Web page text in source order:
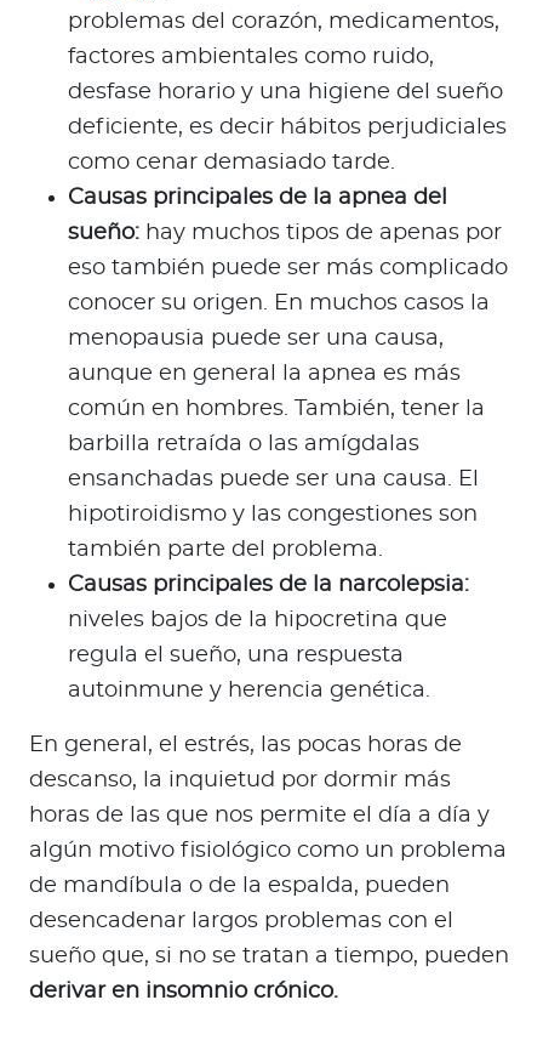
problemas del corazón, medicamentos,
factores ambientales como ruido,
desfase horario y una higiene del sueño
deficiente, es decir hábitos perjudiciales
como cenar demasiado tarde.
Causas principales de la apnea del
sueño: hay muchos tipos de apenas por
eso también puede ser más complicado
conocer su origen. En muchos casos la
menopausia puede ser una causa,
aunque en general la apnea es más
común en hombres. También, tener la
barbilla retraída o las amígdalas
ensanchadas puede ser una causa. El
hipotiroidismo y las congestiones son
también parte del problema.
Causas principales de la narcolepsia:
niveles bajos de la hipocretina que
regula el sueño, una respuesta
autoinmune y herencia genética.
En general, el estrés, las pocas horas de
descanso, la inquietud por dormir más
horas de las que nos permite el día a día y
algún motivo fisiológico como un problema
de mandíbula o de la espalda, pueden
desencadenar largos problemas con el
sueño que, si no se tratan a tiempo, pueden
derivar en insomnio crónico.